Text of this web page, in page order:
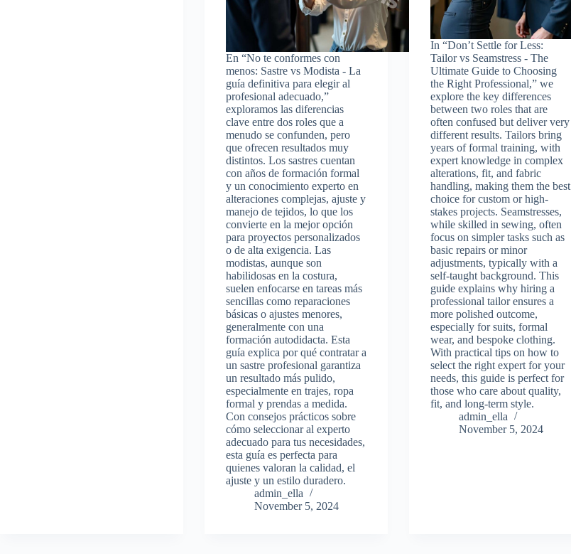
En “No te conformes con
menos: Sastre vs Modista - La
guía definitiva para elegir al
profesional adecuado,”
exploramos las diferencias
clave entre dos roles que a
menudo se confunden, pero
que ofrecen resultados muy
distintos. Los sastres cuentan
con años de formación formal
y un conocimiento experto en
alteraciones complejas, ajuste y
manejo de tejidos, lo que los
convierte en la mejor opción
para proyectos personalizados
o de alta exigencia. Las
modistas, aunque son
habilidosas en la costura,
suelen enfocarse en tareas más
sencillas como reparaciones
básicas o ajustes menores,
generalmente con una
formación autodidacta. Esta
guía explica por qué contratar a
un sastre profesional garantiza
un resultado más pulido,
especialmente en trajes, ropa
formal y prendas a medida.
Con consejos prácticos sobre
cómo seleccionar al experto
adecuado para tus necesidades,
esta guía es perfecta para
quienes valoran la calidad, el
ajuste y un estilo duradero.
admin_ella
November 5, 2024
In “Don’t Settle for Less:
Tailor vs Seamstress - The
Ultimate Guide to Choosing
the Right Professional,” we
explore the key differences
between two roles that are
often confused but deliver very
different results. Tailors bring
years of formal training, with
expert knowledge in complex
alterations, fit, and fabric
handling, making them the best
choice for custom or high-
stakes projects. Seamstresses,
while skilled in sewing, often
focus on simpler tasks such as
basic repairs or minor
adjustments, typically with a
self-taught background. This
guide explains why hiring a
professional tailor ensures a
more polished outcome,
especially for suits, formal
wear, and bespoke clothing.
With practical tips on how to
select the right expert for your
needs, this guide is perfect for
those who care about quality,
fit, and long-term style.
admin_ella
November 5, 2024